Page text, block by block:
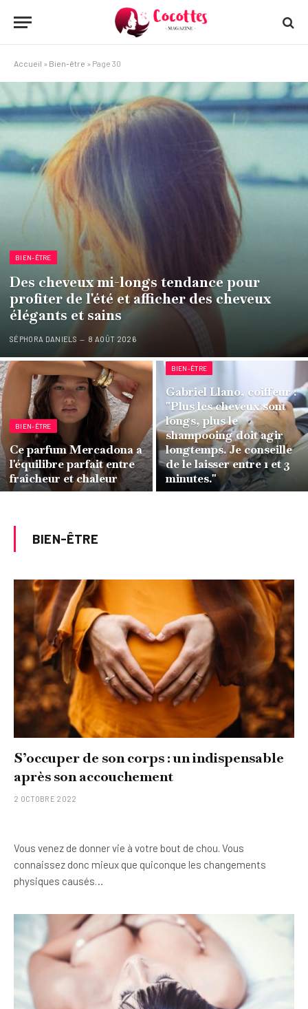
Accueil » Bien-être » Page 30
BIEN-ÊTRE
Des cheveux mi-longs tendance pour
profiter de l'été et afficher des cheveux
élégants et sains
SÉPHORA DANIELS 8 AOÛT 2026
BIEN-ÊTRE
Ce parfum Mercadona a
l'équilibre parfait entre
fraîcheur et chaleur
BIEN-ÊTRE
Gabriel Llano, coiffeur :
"Plus les cheveux sont
longs, plus le
shampooing doit agir
longtemps. Je conseille
de le laisser entre 1 et 3
minutes."
BIEN-ÊTRE
S’occuper de son corps : un indispensable
après son accouchement
2 OCTOBRE 2022
Vous venez de donner vie à votre bout de chou. Vous
connaissez donc mieux que quiconque les changements
physiques causés…